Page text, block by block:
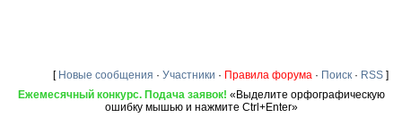
[ Новые сообщения · Участники · Правила форума · Поиск · RSS ]
Ежемесячный конкурс. Подача заявок! «Выделите орфографическую
ошибку мышью и нажмите Ctrl+Enter»